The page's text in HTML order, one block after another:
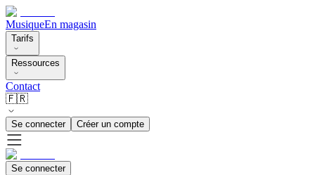
MusiqueEn magasin
Tarifs
Ressources
Contact
🇫🇷
Se connecter Créer un compte
Se connecter